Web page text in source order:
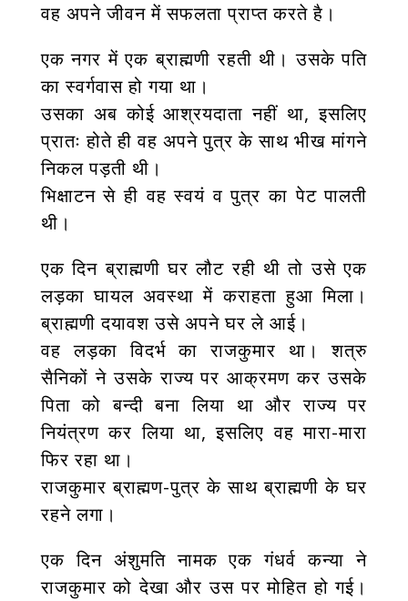
वह अपने जीवन में सफलता प्राप्त करते है।
एक नगर में एक ब्राह्मणी रहती थी। उसके पति
का स्वर्गवास हो गया था।
उसका अब कोई आश्रयदाता नहीं था, इसलिए
प्रातः होते ही वह अपने पुत्र के साथ भीख मांगने
निकल पड़ती थी।
भिक्षाटन से ही वह स्वयं व पुत्र का पेट पालती
थी।
एक दिन ब्राह्मणी घर लौट रही थी तो उसे एक
लड़का घायल अवस्था में कराहता हुआ मिला।
ब्राह्मणी दयावश उसे अपने घर ले आई।
वह लड़का विदर्भ का राजकुमार था। शत्रु
सैनिकों ने उसके राज्य पर आक्रमण कर उसके
पिता को बन्दी बना लिया था और राज्य पर
नियंत्रण कर लिया था, इसलिए वह मारा-मारा
फिर रहा था।
राजकुमार ब्राह्मण-पुत्र के साथ ब्राह्मणी के घर
रहने लगा।
एक दिन अंशुमति नामक एक गंधर्व कन्या ने
राजकुमार को देखा और उस पर मोहित हो गई।